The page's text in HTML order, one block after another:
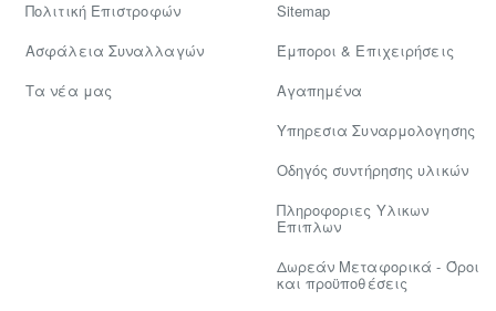
Πολιτική Επιστροφών
Ασφάλεια Συναλλαγών
Tα νέα μας
Sitemap
Έμποροι & Επιχειρήσεις
Αγαπημένα
Υπηρεσια Συναρμολογησης
Οδηγός συντήρησης υλικών
Πληροφοριες Υλικων
Επιπλων
Δωρεάν Μεταφορικά - Όροι
και προϋποθέσεις